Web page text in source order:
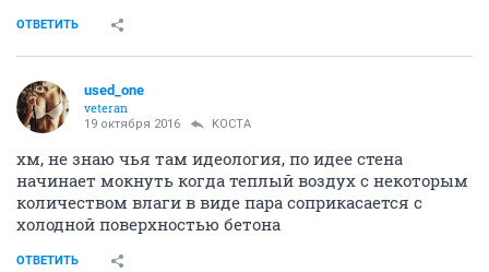
ОТВЕТИТЬ
used_one
veteran
19 октября 2016 KOCTA
хм, не знаю чья там идеология, по идее стена
начинает мокнуть когда теплый воздух с некоторым
количеством влаги в виде пара соприкасается с
холодной поверхностью бетона
ОТВЕТИТЬ